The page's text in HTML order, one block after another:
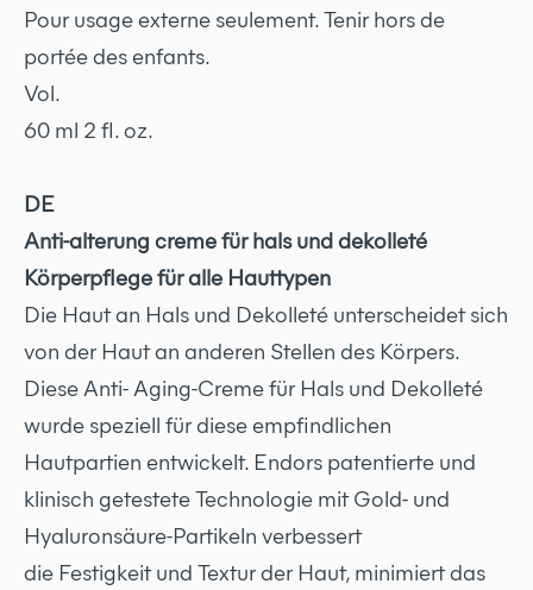
Pour usage externe seulement. Tenir hors de
portée des enfants.
Vol.
60 ml 2 fl. oz.
DE
Anti-alterung creme für hals und dekolleté
Körperpflege für alle Hauttypen
Die Haut an Hals und Dekolleté unterscheidet sich
von der Haut an anderen Stellen des Körpers.
Diese Anti- Aging-Creme für Hals und Dekolleté
wurde speziell für diese empfindlichen
Hautpartien entwickelt. Endors patentierte und
klinisch getestete Technologie mit Gold- und
Hyaluronsäure-Partikeln verbessert
die Festigkeit und Textur der Haut, minimiert das